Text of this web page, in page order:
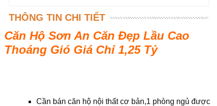
THÔNG TIN CHI TIẾT
Căn Hộ Sơn An Căn Đẹp Lầu Cao
Thoáng Gió Giá Chỉ 1,25 Tỷ
Cần bán căn hộ nội thất cơ bản,1 phòng ngủ được